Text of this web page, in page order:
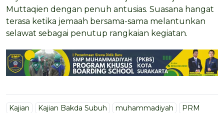
Muttaqien dengan penuh antusias. Suasana hangat
terasa ketika jemaah bersama-sama melantunkan
selawat sebagai penutup rangkaian kegiatan.
Kajian Kajian Bakda Subuh muhammadiyah
PRM